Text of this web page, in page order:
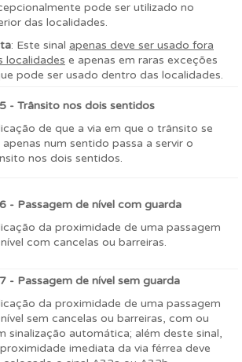
pode ser utilizado no
das localidades.
: Este sinal apenas deve ser usado fora
localidades e apenas em raras exceções
pode ser usado dentro das localidades.
- Trânsito nos dois sentidos
de que a via em que o trânsito se
apenas num sentido passa a servir o
nos dois sentidos.
- Passagem de nível com guarda
da proximidade de uma passagem
com cancelas ou barreiras.
- Passagem de nível sem guarda
da proximidade de uma passagem
sem cancelas ou barreiras, com ou
sinalização automática; além deste sinal,
imediata da via férrea deve